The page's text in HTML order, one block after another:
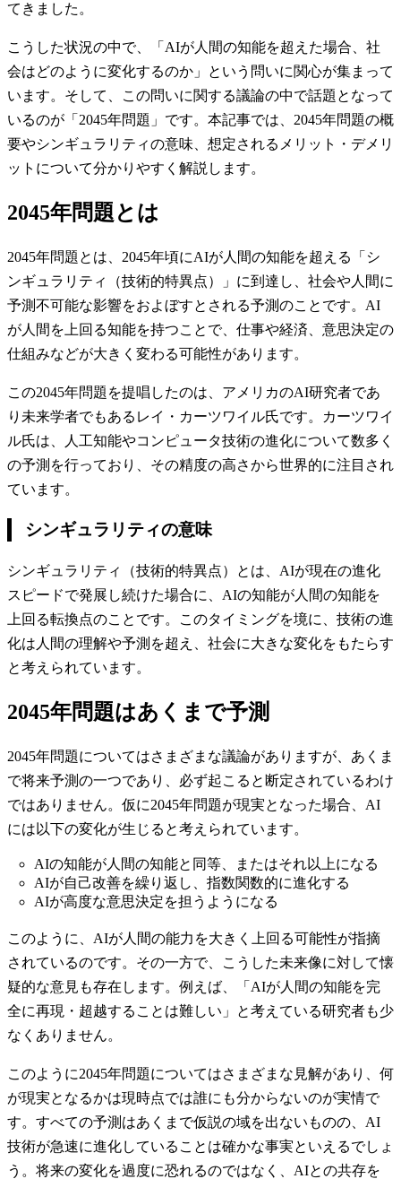
てきました。
こうした状況の中で、「AIが人間の知能を超えた場合、社
会はどのように変化するのか」という問いに関心が集まって
います。そして、この問いに関する議論の中で話題となって
いるのが「2045年問題」です。本記事では、2045年問題の概
要やシンギュラリティの意味、想定されるメリット・デメリ
ットについて分かりやすく解説します。
2045年問題とは
2045年問題とは、2045年頃にAIが人間の知能を超える「シ
ンギュラリティ（技術的特異点）」に到達し、社会や人間に
予測不可能な影響をおよぼすとされる予測のことです。AI
が人間を上回る知能を持つことで、仕事や経済、意思決定の
仕組みなどが大きく変わる可能性があります。
この2045年問題を提唱したのは、アメリカのAI研究者であ
り未来学者でもあるレイ・カーツワイル氏です。カーツワイ
ル氏は、人工知能やコンピュータ技術の進化について数多く
の予測を行っており、その精度の高さから世界的に注目され
ています。
シンギュラリティの意味
シンギュラリティ（技術的特異点）とは、AIが現在の進化
スピードで発展し続けた場合に、AIの知能が人間の知能を
上回る転換点のことです。このタイミングを境に、技術の進
化は人間の理解や予測を超え、社会に大きな変化をもたらす
と考えられています。
2045年問題はあくまで予測
2045年問題についてはさまざまな議論がありますが、あくま
で将来予測の一つであり、必ず起こると断定されているわけ
ではありません。仮に2045年問題が現実となった場合、AI
には以下の変化が生じると考えられています。
AIの知能が人間の知能と同等、またはそれ以上になる
AIが自己改善を繰り返し、指数関数的に進化する
AIが高度な意思決定を担うようになる
このように、AIが人間の能力を大きく上回る可能性が指摘
されているのです。その一方で、こうした未来像に対して懐
疑的な意見も存在します。例えば、「AIが人間の知能を完
全に再現・超越することは難しい」と考えている研究者も少
なくありません。
このように2045年問題についてはさまざまな見解があり、何
が現実となるかは現時点では誰にも分からないのが実情で
す。すべての予測はあくまで仮説の域を出ないものの、AI
技術が急速に進化していることは確かな事実といえるでしょ
う。将来の変化を過度に恐れるのではなく、AIとの共存を